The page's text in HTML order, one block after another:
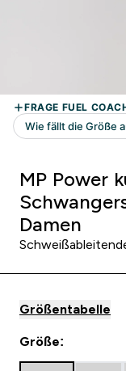
MP Power
Damen
Größentabelle
Größe: